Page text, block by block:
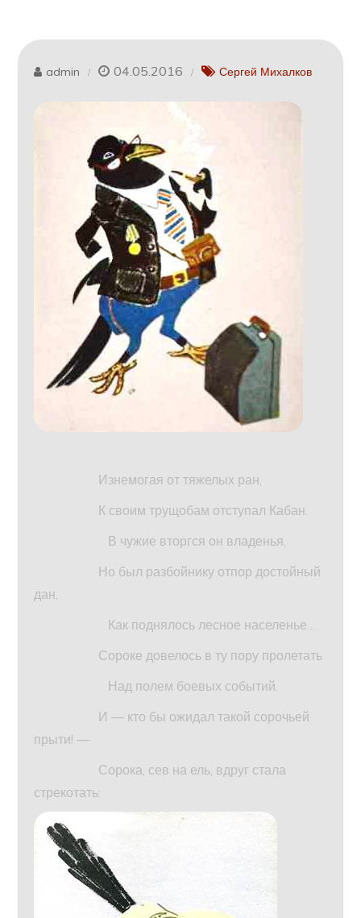
admin 04.05.2016 Сергей Михалков
Изнемогая от тяжелых ран,
К своим трущобам отступал Кабан.
В чужие вторгся он владенья,
Но был разбойнику отпор достойный
дан,
Как поднялось лесное населенье…
Сороке довелось в ту пору пролетать
Над полем боевых событий.
И — кто бы ожидал такой сорочьей
прыти! —
Сорока, сев на ель, вдруг стала
стрекотать: